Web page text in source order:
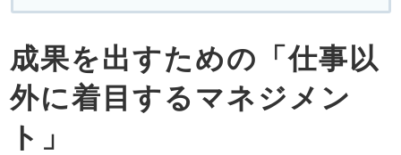
成果を出すための「仕事以
外に着目するマネジメン
ト」